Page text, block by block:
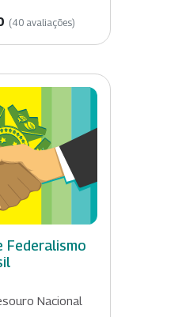
(40 avaliações)
Federalismo
Nacional